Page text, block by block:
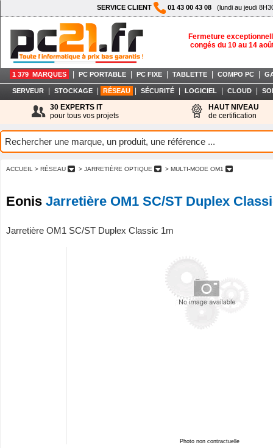
SERVICE CLIENT 01 43 00 43 08 (lundi au jeudi
Fermeture
congés du 10 au 14
1 379 MARQUES PC PORTABLE PC FIXE TABLETTE COMPO PC
SERVEUR STOCKAGE RÉSEAU SÉCURITÉ LOGICIEL CLOUD
30 EXPERTS IT
pour tous vos projets
HAUT NIVEAU
de certification
ACCUEIL > RÉSEAU > JARRETIÈRE OPTIQUE > MULTI-MODE OM1
Eonis Jarretière OM1 SC/ST Duplex
Jarretière OM1 SC/ST Duplex Classic 1m
Photo non contractuelle